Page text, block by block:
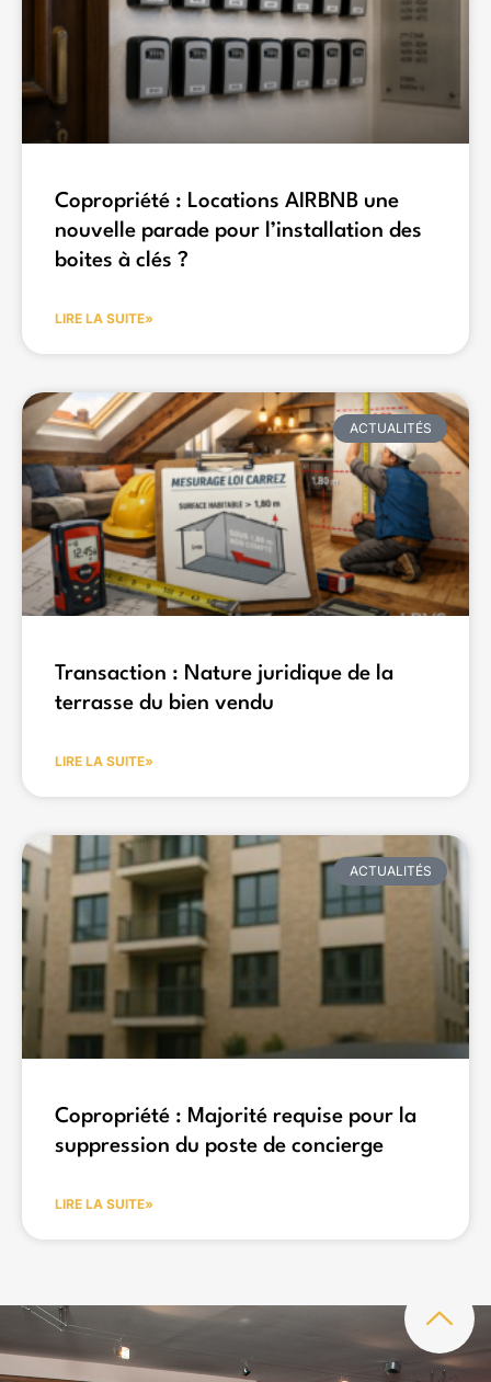
Copropriété : Locations AIRBNB une
nouvelle parade pour l’installation des
boites à clés ?
LIRE LA SUITE»
ACTUALITÉS
Transaction : Nature juridique de la
terrasse du bien vendu
LIRE LA SUITE»
ACTUALITÉS
Copropriété : Majorité requise pour la
suppression du poste de concierge
LIRE LA SUITE»